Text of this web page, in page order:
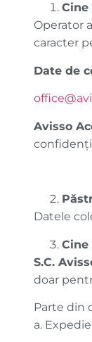
Cine
Operator
caracter
Date de
Avisso
Datele
Cine
S.C.
doar
Parte din
a.